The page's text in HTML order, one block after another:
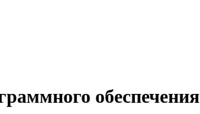
обеспечения